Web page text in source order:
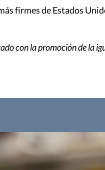
firmes de Estados
con la promoción de la